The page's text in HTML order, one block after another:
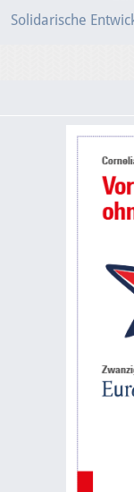
Solidarische